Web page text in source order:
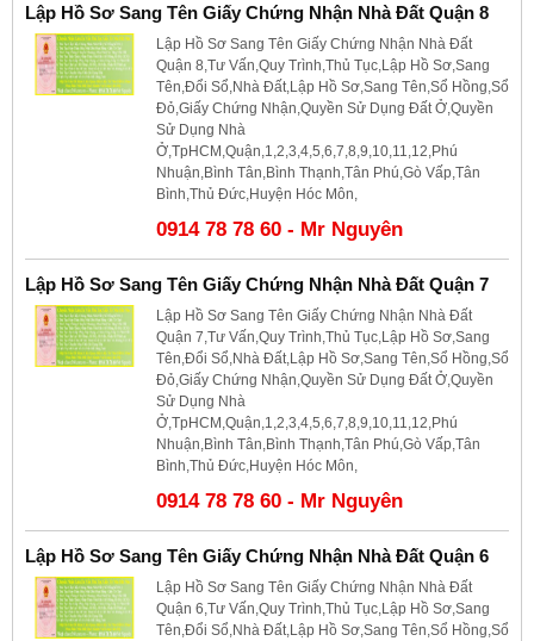
Lập Hồ Sơ Sang Tên Giấy Chứng Nhận Nhà Đất Quận 8
Lập Hồ Sơ Sang Tên Giấy Chứng Nhận Nhà Đất
Quận 8,Tư Vấn,Quy Trình,Thủ Tục,Lập Hồ Sơ,Sang
Tên,Đổi Sổ,Nhà Đất,Lập Hồ Sơ,Sang Tên,Sổ Hồng,Sổ
Đỏ,Giấy Chứng Nhận,Quyền Sử Dụng Đất Ở,Quyền
Sử Dụng Nhà
Ở,TpHCM,Quận,1,2,3,4,5,6,7,8,9,10,11,12,Phú
Nhuận,Bình Tân,Bình Thạnh,Tân Phú,Gò Vấp,Tân
Bình,Thủ Đức,Huyện Hóc Môn,
0914 78 78 60 - Mr Nguyên
Lập Hồ Sơ Sang Tên Giấy Chứng Nhận Nhà Đất Quận 7
Lập Hồ Sơ Sang Tên Giấy Chứng Nhận Nhà Đất
Quận 7,Tư Vấn,Quy Trình,Thủ Tục,Lập Hồ Sơ,Sang
Tên,Đổi Sổ,Nhà Đất,Lập Hồ Sơ,Sang Tên,Sổ Hồng,Sổ
Đỏ,Giấy Chứng Nhận,Quyền Sử Dụng Đất Ở,Quyền
Sử Dụng Nhà
Ở,TpHCM,Quận,1,2,3,4,5,6,7,8,9,10,11,12,Phú
Nhuận,Bình Tân,Bình Thạnh,Tân Phú,Gò Vấp,Tân
Bình,Thủ Đức,Huyện Hóc Môn,
0914 78 78 60 - Mr Nguyên
Lập Hồ Sơ Sang Tên Giấy Chứng Nhận Nhà Đất Quận 6
Lập Hồ Sơ Sang Tên Giấy Chứng Nhận Nhà Đất
Quận 6,Tư Vấn,Quy Trình,Thủ Tục,Lập Hồ Sơ,Sang
Tên,Đổi Sổ,Nhà Đất,Lập Hồ Sơ,Sang Tên,Sổ Hồng,Sổ